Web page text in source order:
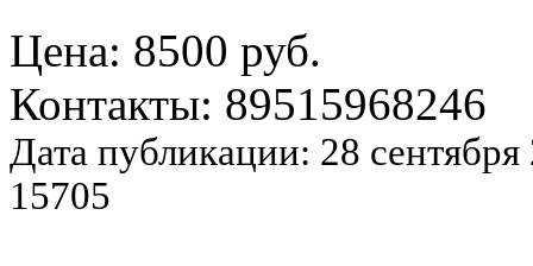
Цена: 8500 руб.
Контакты: 89515968246
Дата публикации: 28
15705